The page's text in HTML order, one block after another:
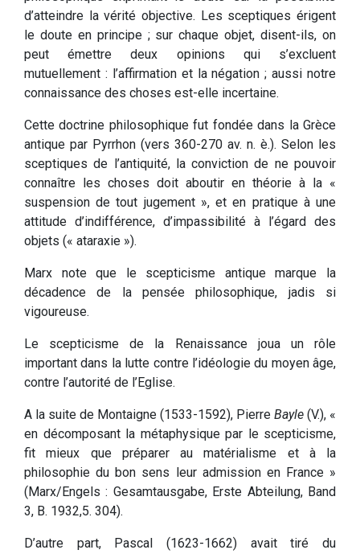
d’atteindre la vérité objective. Les sceptiques érigent
le doute en principe ; sur chaque objet, disent-ils, on
peut émettre deux opinions qui s’excluent
mutuellement : l’affirmation et la négation ; aussi notre
connaissance des choses est-elle incertaine.
Cette doctrine philosophique fut fondée dans la Grèce
antique par Pyrrhon (vers 360-270 av. n. è.). Selon les
sceptiques de l’antiquité, la conviction de ne pouvoir
connaître les choses doit aboutir en théorie à la «
suspension de tout jugement », et en pratique à une
attitude d’indifférence, d’impassibilité à l’égard des
objets (« ataraxie »).
Marx note que le scepticisme antique marque la
décadence de la pensée philosophique, jadis si
vigoureuse.
Le scepticisme de la Renaissance joua un rôle
important dans la lutte contre l’idéologie du moyen âge,
contre l’autorité de l’Eglise.
A la suite de Montaigne (1533-1592), Pierre Bayle (V.), «
en décomposant la métaphysique par le scepticisme,
fit mieux que préparer au matérialisme et à la
philosophie du bon sens leur admission en France »
(Marx/Engels : Gesamtausgabe, Erste Abteilung, Band
3, B. 1932,5. 304).
D’autre part, Pascal (1623-1662) avait tiré du